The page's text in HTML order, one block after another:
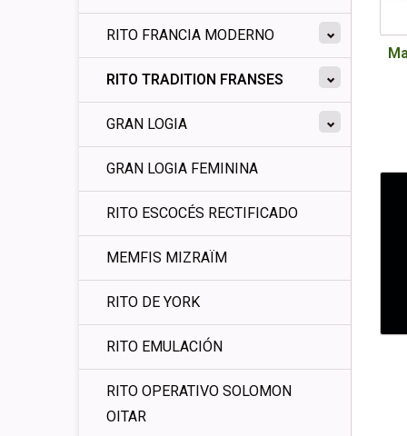
RITO FRANCIA MODERNO
RITO TRADITION FRANSES
GRAN LOGIA
GRAN LOGIA FEMININA
RITO ESCOCÉS RECTIFICADO
MEMFIS MIZRAÏM
RITO DE YORK
RITO EMULACIÓN
RITO OPERATIVO SOLOMON
OITAR